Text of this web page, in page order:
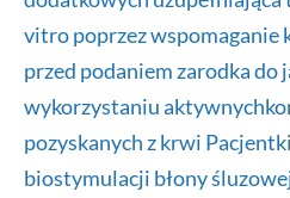
vitro poprzez wspomaganie
przed podaniem zarodka do
wykorzystaniu
pozyskanych z krwi
biostymulacji błony